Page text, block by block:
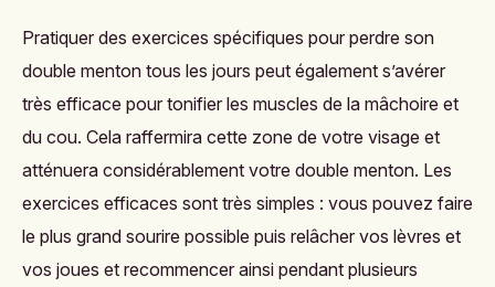
Pratiquer des exercices spécifiques pour perdre son
double menton tous les jours peut également s’avérer
très efficace pour tonifier les muscles de la mâchoire et
du cou. Cela raffermira cette zone de votre visage et
atténuera considérablement votre double menton. Les
exercices efficaces sont très simples : vous pouvez faire
le plus grand sourire possible puis relâcher vos lèvres et
vos joues et recommencer ainsi pendant plusieurs